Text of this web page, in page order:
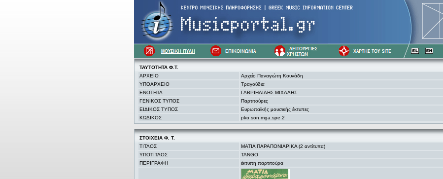
ΤΑΥΤΟΤΗΤΑ Φ.Τ.
ΑΡΧΕΙΟ
Αρχείο Παναγιώτη Κουνάδη
ΥΠΟΑΡΧΕΙΟ
Τραγούδια
ΕΝΟΤΗΤΑ
ΓΑΒΡΙΗΛΙΔΗΣ ΜΙΧΑΛΗΣ
ΓΕΝΙΚΟΣ ΤΥΠΟΣ
Παρτιτούρες
ΕΙΔΙΚΟΣ ΤΥΠΟΣ
Ευρωπαϊκής μουσικής έκτυπες
ΚΩΔΙΚΟΣ
pko.son.mga.spe.2
ΣΤΟΙΧΕΙΑ Φ. Τ.
ΤΙΤΛΟΣ
ΜΑΤΙΑ ΠΑΡΑΠΟΝΙΑΡΙΚΑ (2 αντίτυπα)
ΥΠΟΤΙΤΛΟΣ
TANGO
ΠΕΡΙΓΡΑΦΗ
έκτυπη παρτιτούρα